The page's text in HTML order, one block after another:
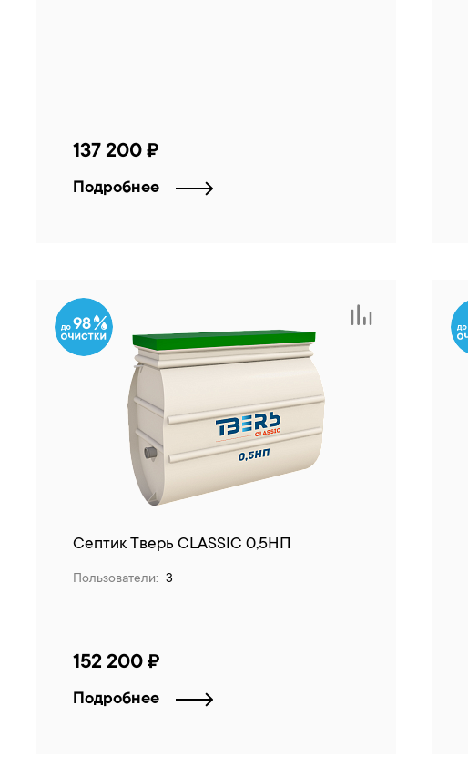
137 200 ₽
Подробнее
98
Септик Тверь CLASSIC 0,5НП
Пользователи: 3
152 200 ₽
Подробнее